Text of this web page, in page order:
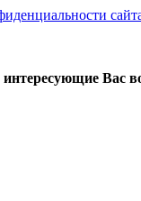
Вас